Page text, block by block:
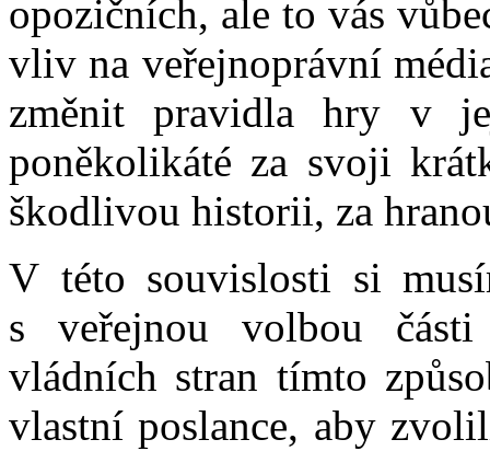
opozičních, ale to vás
vliv na veřejnoprávní
změnit pravidla hry v
poněkolikáté za svoji
škodlivou historii, za
V této souvislosti si
s veřejnou volbou
vládních stran tímto
vlastní poslance, aby